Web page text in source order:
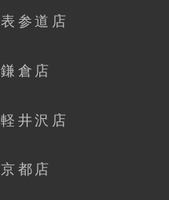
表参道店
鎌倉店
軽井沢店
京都店